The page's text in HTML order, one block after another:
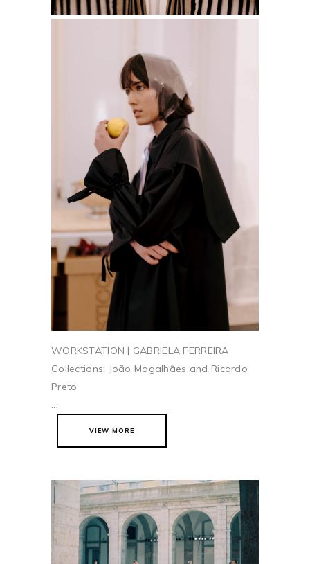
WORKSTATION | GABRIELA FERREIRA
Collections: João Magalhães and Ricardo
Preto
...
VIEW MORE